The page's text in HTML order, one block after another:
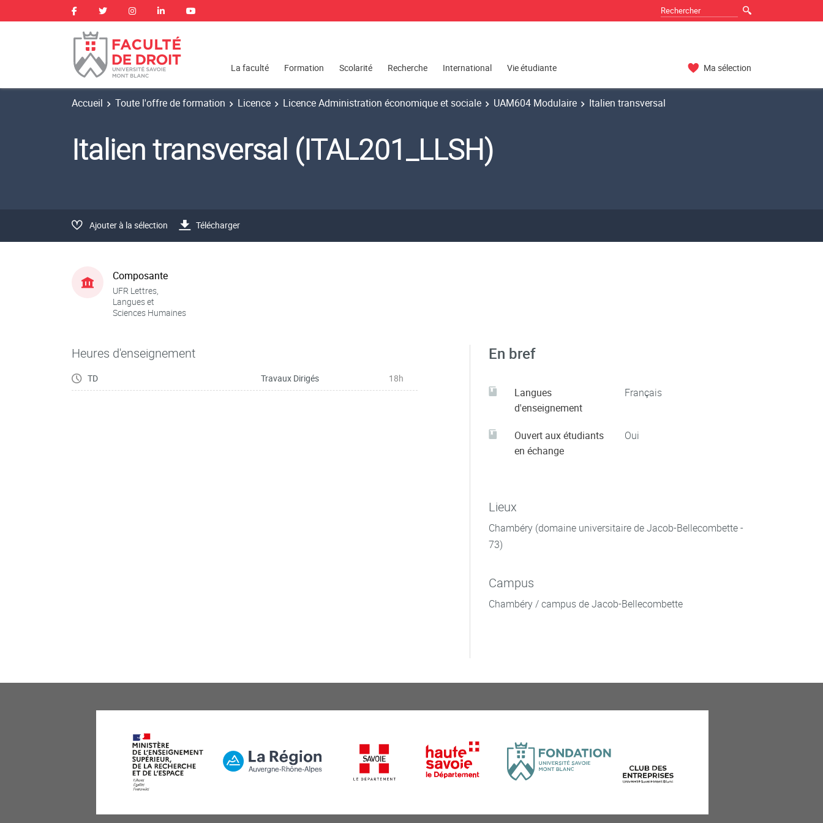
La faculté Formation Scolarité Recherche International Vie étudiante Ma sélection
Accueil Toute l'offre de formation Licence Licence Administration économique et sociale UAM604 Modulaire Italien transversal
Italien transversal (ITAL201_LLSH)
Ajouter à la sélection Télécharger
Composante
UFR Lettres,
Langues et
Sciences Humaines
Heures d'enseignement
TD Travaux Dirigés 18h
En bref
Langues
d'enseignement
Français
Ouvert aux étudiants
en échange
Oui
Lieux
Chambéry (domaine universitaire de Jacob-Bellecombette -
73)
Campus
Chambéry / campus de Jacob-Bellecombette